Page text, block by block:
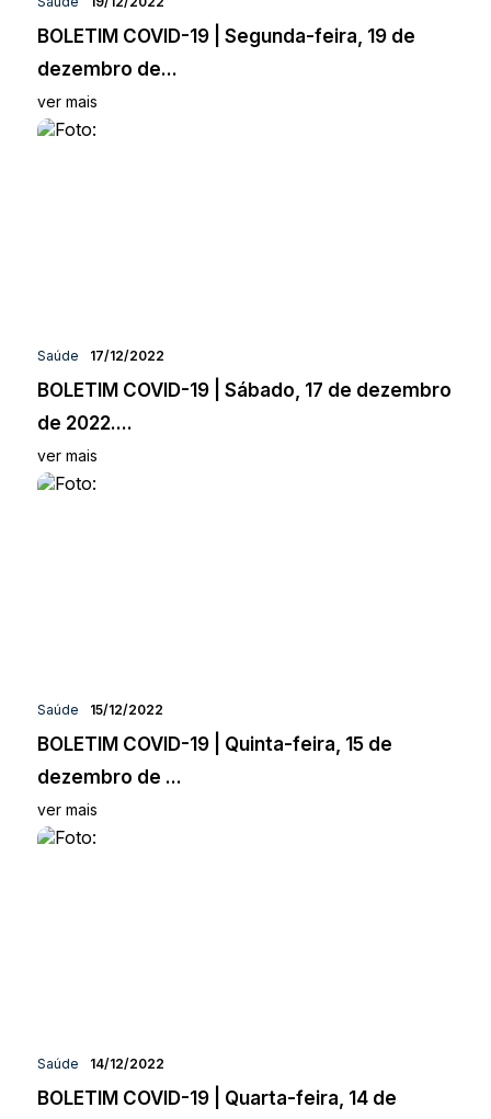
BOLETIM COVID-19 | Segunda-feira, 19 de
dezembro de...
ver mais
Saúde 17/12/2022
BOLETIM COVID-19 | Sábado, 17 de dezembro
de 2022....
ver mais
Saúde 15/12/2022
BOLETIM COVID-19 | Quinta-feira, 15 de
dezembro de ...
ver mais
Saúde 14/12/2022
BOLETIM COVID-19 | Quarta-feira, 14 de